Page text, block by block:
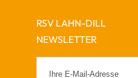
RSV LAHN-DILL
NEWSLETTER